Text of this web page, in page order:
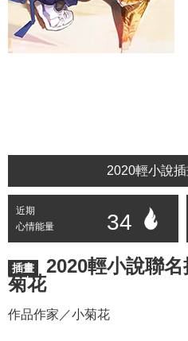
2020輕小說
近期
心情能量
34
插畫
2020輕小說聯
菊花
作品作家／小菊花